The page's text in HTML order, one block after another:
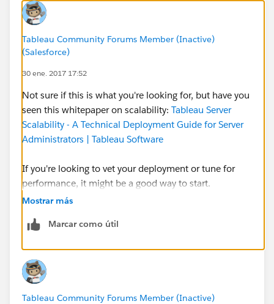
Tableau Community Forums Member (Inactive)
(Salesforce)
30 ene. 2017 17:52
Not sure if this is what you're looking for, but have you
seen this whitepaper on scalability: Tableau Server
Scalability - A Technical Deployment Guide for Server
Administrators | Tableau Software
If you're looking to vet your deployment or tune for
performance, it might be a good way to start.
Mostrar más
Marcar como útil
Tableau Community Forums Member (Inactive)